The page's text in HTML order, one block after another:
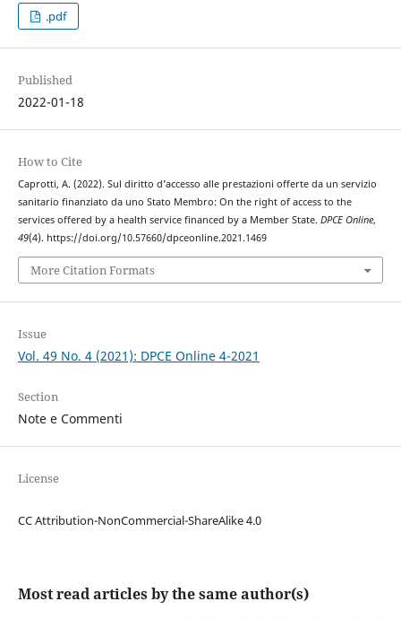
.pdf
Published
2022-01-18
How to Cite
Caprotti, A. (2022). Sul diritto d’accesso alle prestazioni offerte da un servizio
sanitario finanziato da uno Stato Membro: On the right of access to the
services offered by a health service financed by a Member State. DPCE Online,
49(4). https://doi.org/10.57660/dpceonline.2021.1469
More Citation Formats
Issue
Vol. 49 No. 4 (2021): DPCE Online 4-2021
Section
Note e Commenti
License
CC Attribution-NonCommercial-ShareAlike 4.0
Most read articles by the same author(s)